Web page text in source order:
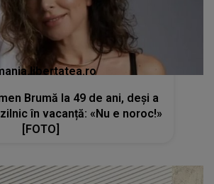
Brumă la 49 de ani, deși a
în vacanță: «Nu e noroc!»
[FOTO]